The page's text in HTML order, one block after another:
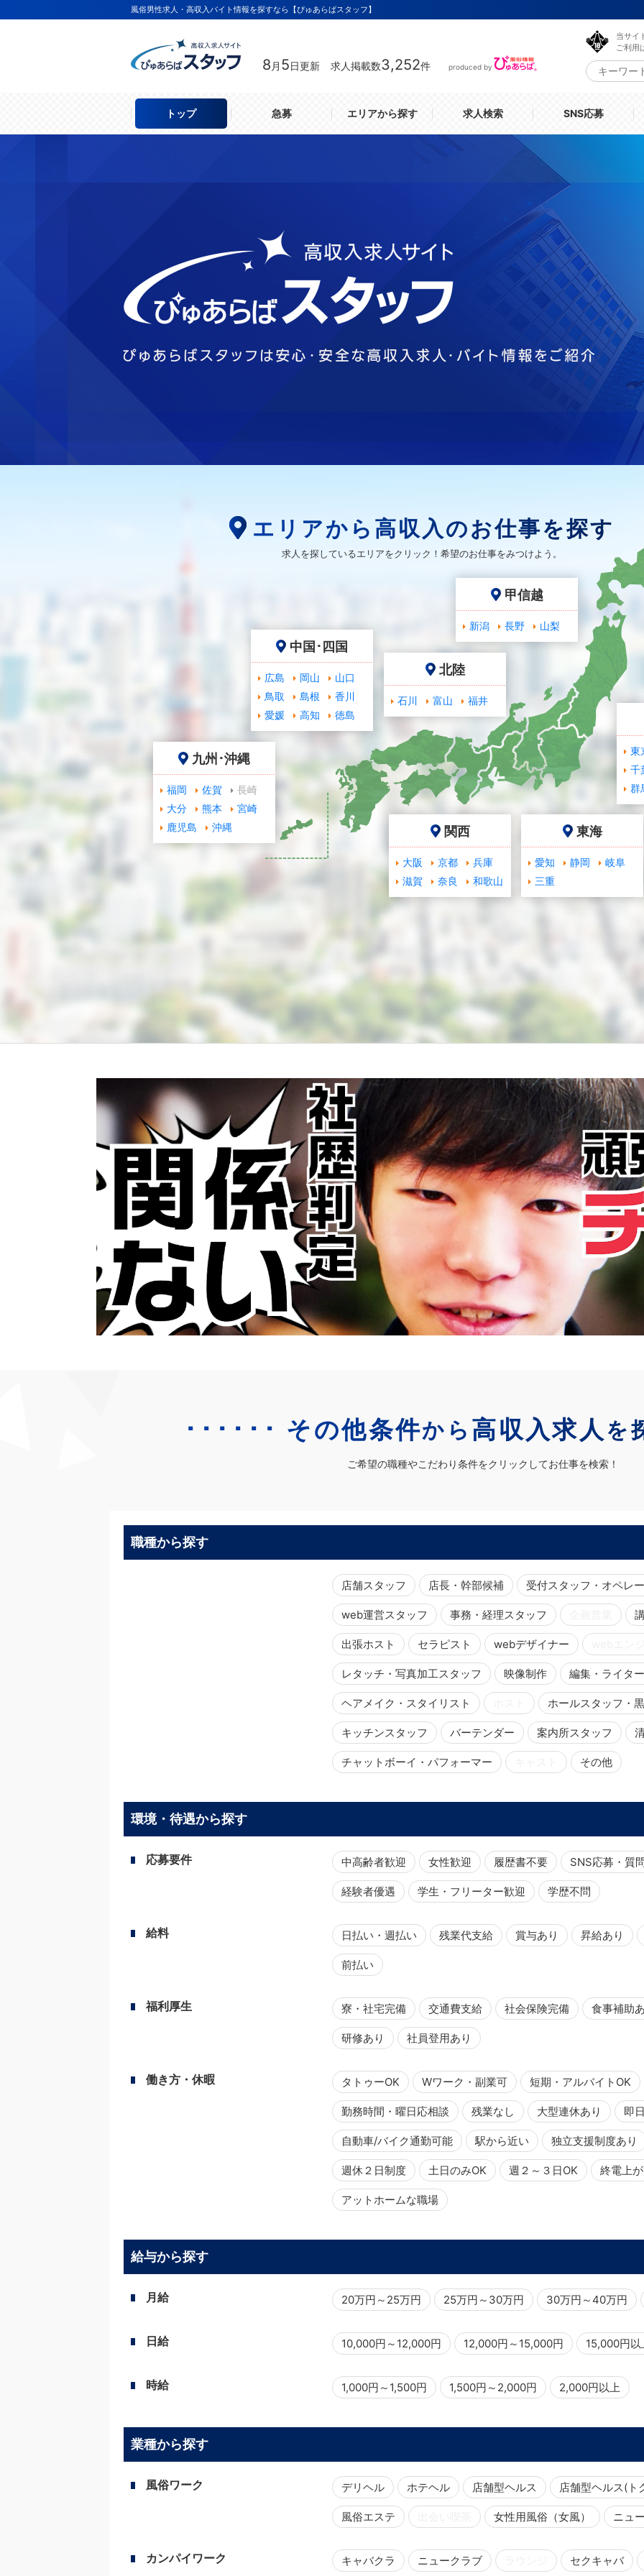
風俗男性求人・高収入バイト情報を探すなら【ぴゅあらばスタッフ】
8 月 5日更新 求人掲載数3,252件 produced by
当サイ
ご利用
トップ 急募 エリアから探す 求人検索 SNS応募
エリアから高収入のお仕事を探す
求人を探しているエリアをクリック！希望のお仕事をみつけよう。
東
千
群
関西
大阪 京都
兵庫
滋賀
奈良 和歌山
北陸
石川 富山 福井
甲信越
新潟 長野 山梨
東海
愛知 静岡
岐阜
三重
中国･四国
広島 岡山
山口
鳥取
島根
香川
愛媛
高知 徳島
九州･沖縄
福岡 佐賀
長崎
大分
熊本
宮崎
鹿児島
沖縄
･･････ その他条件から 高収入求人 を
ご希望の職種やこだわり条件をクリックしてお仕事を検索！
職種から探す
店舗スタッフ 店長・幹部候補 受付スタッフ・オペレ
web運営スタッフ 事務・経理スタッフ
出張ホスト セラピスト webデザイナー
レタッチ・写真加工スタッフ 映像制作 編集・ライター
ヘアメイク・スタイリスト ホールスタッフ・
キッチンスタッフ バーテンダー 案内所スタッフ
チャットボーイ・パフォーマー その他
環境・待遇から探す
応募要件 中高齢者歓迎 女性歓迎 履歴書不要 SNS応募・質
経験者優遇 学生・フリーター歓迎 学歴不問
給料 日払い・週払い 残業代支給 賞与あり 昇給あり
前払い
福利厚生 寮・社宅完備 交通費支給 社会保険完備 食事補助
研修あり 社員登用あり
働き方・休暇 タトゥーOK Wワーク・副業可 短期・アルバイトOK
勤務時間・曜日応相談 残業なし 大型連休あり 即
自動車/バイク通勤可能 駅から近い 独立支援制度あり
週休２日制度 土日のみOK 週２～３日OK 終電上
アットホームな職場
給与から探す
月給 20万円～25万円 25万円～30万円 30万円～40万円
日給 10,000円～12,000円 12,000円～15,000円 15,000円以
時給 1,000円～1,500円 1,500円～2,000円 2,000円以上
業種から探す
風俗ワーク デリヘル ホテヘル 店舗型ヘルス 店舗型ヘルス(ト
風俗エステ 女性用風俗（女風） ニュ
カンパイワーク キャバクラ ニュークラブ セクキャバ